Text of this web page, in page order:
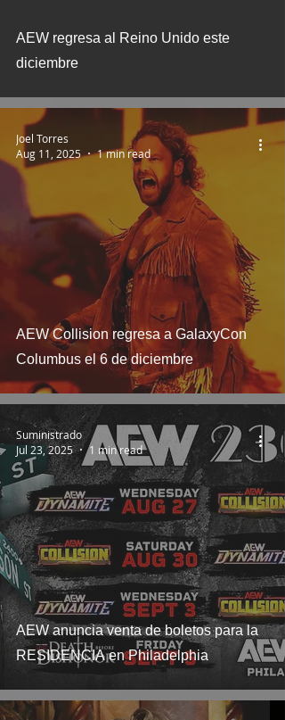
AEW regresa al Reino Unido este
diciembre
AEW Collision regresa a GalaxyCon
Columbus el 6 de diciembre
Joel Torres
Aug 11, 2025
1 min read
AEW anuncia venta de boletos para la
RESIDENCIA en Philadelphia
Suministrado
Jul 23, 2025
1 min read